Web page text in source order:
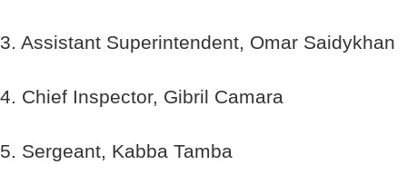
3. Assistant Superintendent, Omar Saidykhan
4. Chief Inspector, Gibril Camara
5. Sergeant, Kabba Tamba